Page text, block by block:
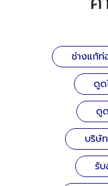
ช่างแก้
ดูด
ดู
บริษั
รั